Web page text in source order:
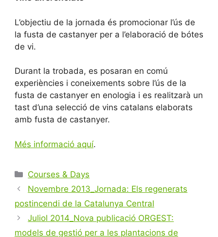
L’objectiu de la jornada és promocionar l’ús de
la fusta de castanyer per a l’elaboració de bótes
de vi.
Durant la trobada, es posaran en comú
experiències i coneixements sobre l’ús de la
fusta de castanyer en enologia i es realitzarà un
tast d’una selecció de vins catalans elaborats
amb fusta de castanyer.
Més informació aquí.
Categories
Courses & Days
Navegació
les
entrades
Novembre 2013_Jornada: Els regenerats
postincendi de la Catalunya Central
Juliol 2014_Nova publicació ORGEST:
models de gestió per a les plantacions de